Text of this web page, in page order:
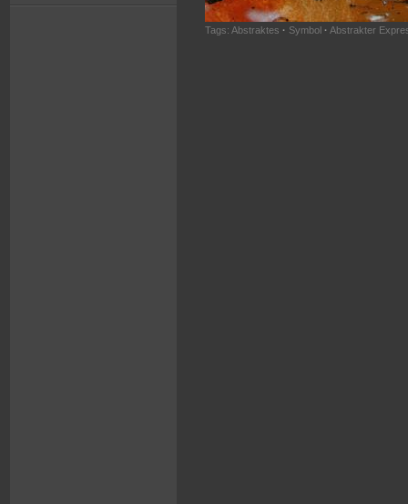
Tags: Abstraktes · Symbol · Abstrakter